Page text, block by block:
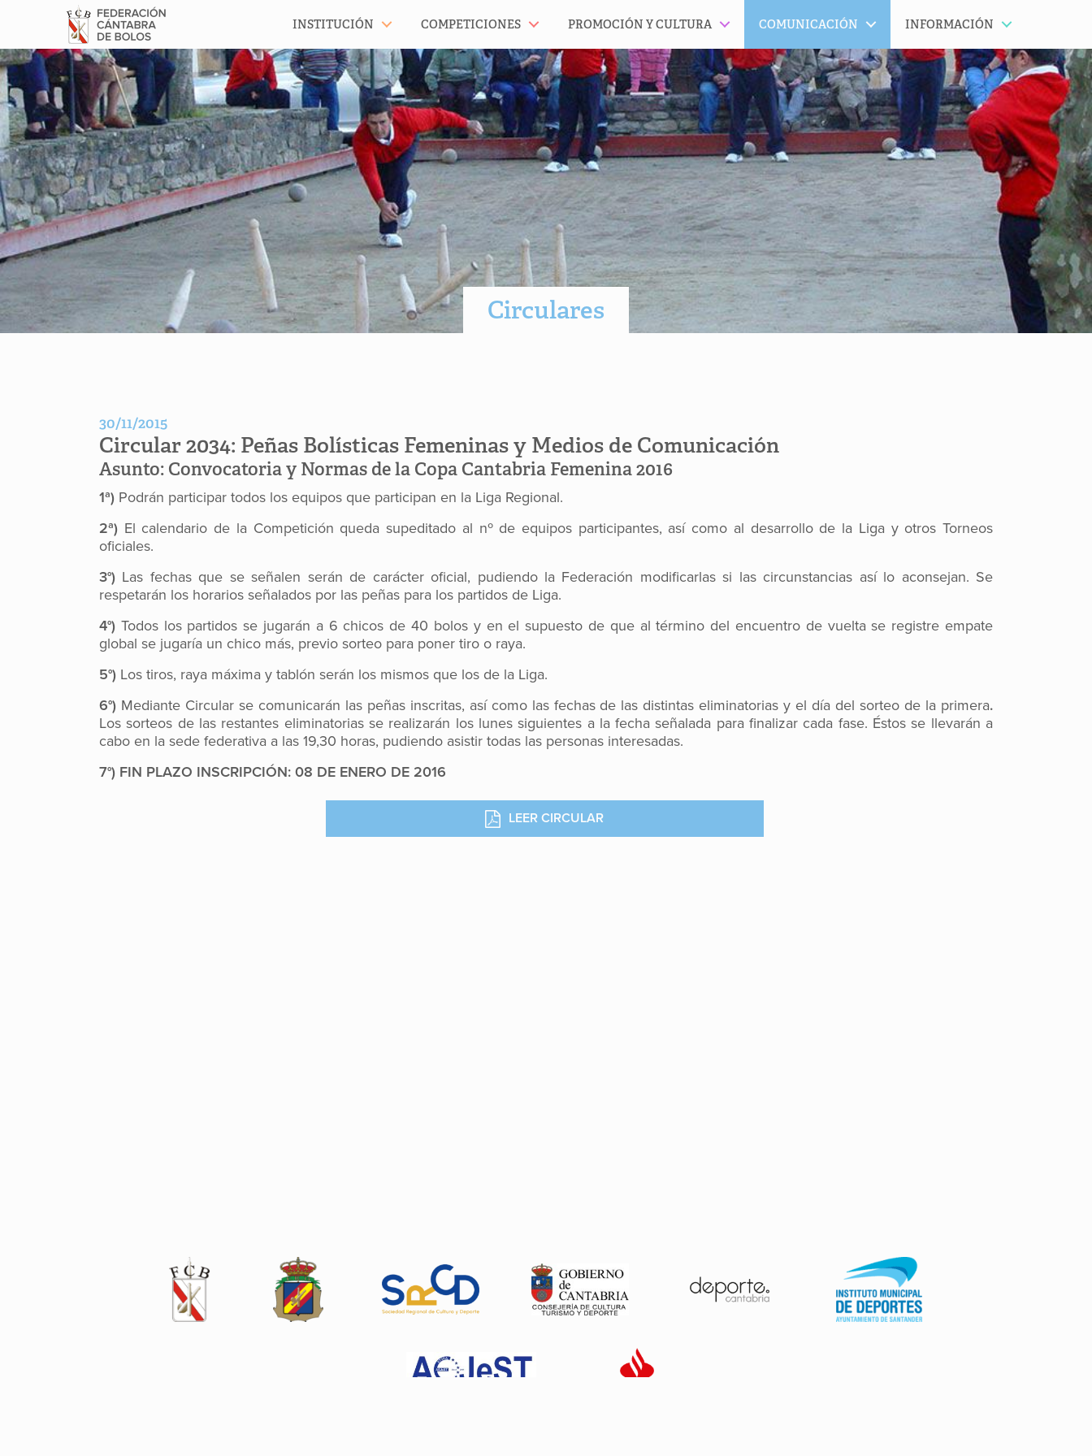
INSTITUCIÓN COMPETICIONES PROMOCIÓN Y CULTURA COMUNICACIÓN INFORMACIÓN
Circulares
30/11/2015
Circular 2034: Peñas Bolísticas Femeninas y Medios de Comunicación
Asunto: Convocatoria y Normas de la Copa Cantabria Femenina 2016
1ª) Podrán participar todos los equipos que participan en la Liga Regional.
2ª) El calendario de la Competición queda supeditado al nº de equipos participantes, así como al desarrollo de la Liga y otros Torneos
oficiales.
3°) Las fechas que se señalen serán de carácter oficial, pudiendo la Federación modificarlas si las circunstancias así lo aconsejan. Se
respetarán los horarios señalados por las peñas para los partidos de Liga.
4°) Todos los partidos se jugarán a 6 chicos de 40 bolos y en el supuesto de que al término del encuentro de vuelta se registre empate
global se jugaría un chico más, previo sorteo para poner tiro o raya.
5°) Los tiros, raya máxima y tablón serán los mismos que los de la Liga.
6°) Mediante Circular se comunicarán las peñas inscritas, así como las fechas de las distintas eliminatorias y el día del sorteo de la primera.
Los sorteos de las restantes eliminatorias se realizarán los lunes siguientes a la fecha señalada para finalizar cada fase. Éstos se llevarán a
cabo en la sede federativa a las 19,30 horas, pudiendo asistir todas las personas interesadas.
7°) FIN PLAZO INSCRIPCIÓN: 08 DE ENERO DE 2016
LEER CIRCULAR